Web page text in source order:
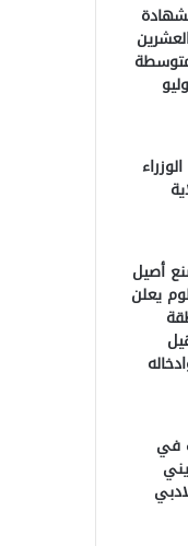
أصيل
يعلن
في